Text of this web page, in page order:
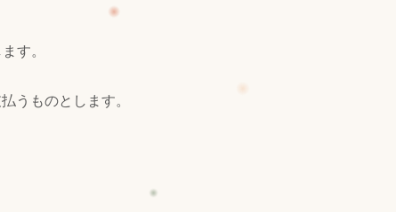
す。
うものとします。